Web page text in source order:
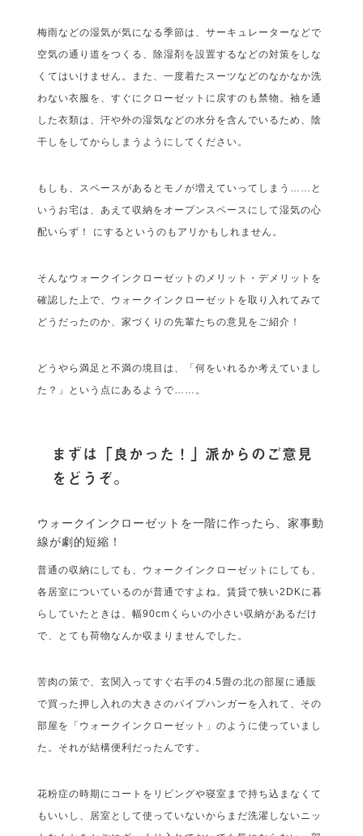
梅雨などの湿気が気になる季節は、サーキュレーターなどで
空気の通り道をつくる、除湿剤を設置するなどの対策をしな
くてはいけません。また、一度着たスーツなどのなかなか洗
わない衣服を、すぐにクローゼットに戻すのも禁物。袖を通
した衣類は、汗や外の湿気などの水分を含んでいるため、陰
干しをしてからしまうようにしてください。
もしも、スペースがあるとモノが増えていってしまう……と
いうお宅は、あえて収納をオープンスペースにして湿気の心
配いらず！ にするというのもアリかもしれません。
そんなウォークインクローゼットのメリット・デメリットを
確認した上で、ウォークインクローゼットを取り入れてみて
どうだったのか、家づくりの先輩たちの意見をご紹介！
どうやら満足と不満の境目は、「何をいれるか考えていまし
た？」という点にあるようで……。
まずは「良かった！」派からのご意見
をどうぞ。
ウォークインクローゼットを一階に作ったら、家事動
線が劇的短縮！
普通の収納にしても、ウォークインクローゼットにしても、
各居室についているのが普通ですよね。賃貸で狭い2DKに暮
らしていたときは、幅90cmくらいの小さい収納があるだけ
で、とても荷物なんか収まりませんでした。
苦肉の策で、玄関入ってすぐ右手の4.5畳の北の部屋に通販
で買った押し入れの大きさのパイプハンガーを入れて、その
部屋を「ウォークインクローゼット」のように使っていまし
た。それが結構便利だったんです。
花粉症の時期にコートをリビングや寝室まで持ち込まなくて
もいいし、居室として使っていないからまだ洗濯しないニッ